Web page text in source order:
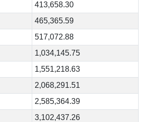
413,658.30
465,365.59
517,072.88
1,034,145.75
1,551,218.63
2,068,291.51
2,585,364.39
3,102,437.26